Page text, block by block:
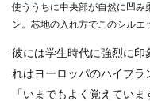
使ううちに中央部が自然に凹み
ン。芯地の入れ方でこのシルエ
彼には学生時代に強烈に印
れはヨーロッパのハイブラ
「いまでもよく覚えてい